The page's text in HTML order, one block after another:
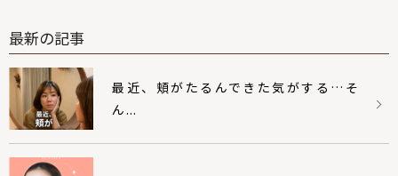
最新の記事
最近、頬がたるんできた気がする…そ
ん...